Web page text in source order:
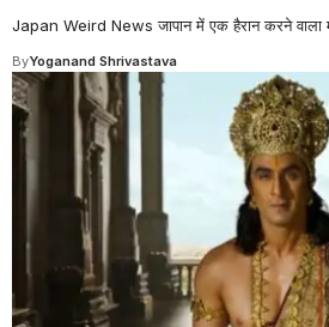
Japan Weird News जापान में एक हैरान करने वाला
ByYoganand Shrivastava